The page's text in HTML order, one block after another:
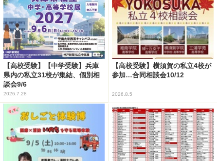
【高校受験】【中学受験】兵庫
県内の私立31校が集結、個別相
談会9/6
2026.7.28
【高校受験】横須賀の私立4校が
参加…合同相談会10/12
2026.8.5